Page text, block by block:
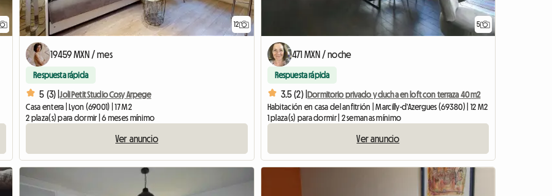
12
19459 MXN / mes
Respuesta rápida
5 (3) |Joli Petit Studio Cosy Arpege
Casa entera | Lyon (69001) | 17 M2
2 plaza(s) para dormir | 6 meses mínimo
Ver anuncio
5
471 MXN / noche
Respuesta rápida
3.5 (2) |Dormitorio privado y ducha en loft con terraza 40 m2
Habitación en casa del anfitrión | Marcilly-d'Azergues (69380) | 12 M2
1 plaza(s) para dormir | 2 semanas mínimo
Ver anuncio